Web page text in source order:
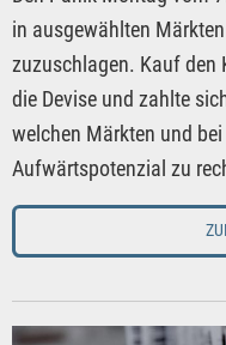
in ausgewählten
zuzuschlagen. Kauf den
die Devise und zahlte
welchen Märkten und
Aufwärtspotenzial zu